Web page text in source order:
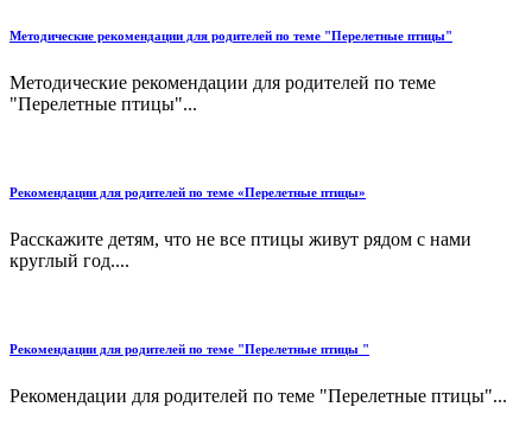
Методические рекомендации для родителей по теме "Перелетные птицы"
Методические рекомендации для родителей по теме
"Перелетные птицы"...
Рекомендации для родителей по теме «Перелетные птицы»
Расскажите детям, что не все птицы живут рядом с нами
круглый год....
Рекомендации для родителей по теме "Перелетные птицы "
Рекомендации для родителей по теме "Перелетные птицы"...